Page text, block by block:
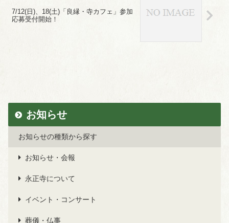
7/12(日)、18(土)「良縁・寺カフェ」参加
応募受付開始！
お知らせ
お知らせの種類から探す
お知らせ・会報
永正寺について
イベント・コンサート
葬儀・仏事